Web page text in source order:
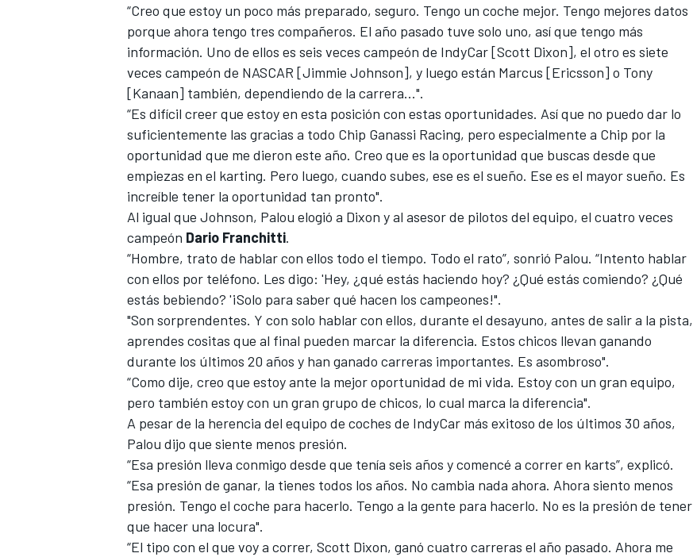
“Creo que estoy un poco más preparado, seguro. Tengo un coche mejor. Tengo mejores datos
porque ahora tengo tres compañeros. El año pasado tuve solo uno, así que tengo más
información. Uno de ellos es seis veces campeón de IndyCar[Scott Dixon], el otro es siete
veces campeón de NASCAR [Jimmie Johnson], y luego están Marcus [Ericsson] o Tony
[Kanaan] también, dependiendo de la carrera...".
“Es difícil creer que estoy en esta posición con estas oportunidades. Así que no puedo dar lo
suficientemente las gracias a todo Chip Ganassi Racing, pero especialmente a Chip por la
oportunidad que me dieron este año. Creo que es la oportunidad que buscas desde que
empiezas en el karting. Pero luego, cuando subes, ese es el sueño. Ese es el mayor sueño. Es
increíble tener la oportunidad tan pronto".
Al igual que Johnson, Palou elogió a Dixon y al asesor de pilotos del equipo, el cuatro veces
campeón Dario Franchitti.
“Hombre, trato de hablar con ellos todo el tiempo. Todo el rato”, sonrió Palou. “Intento hablar
con ellos por teléfono. Les digo: 'Hey, ¿qué estás haciendo hoy? ¿Qué estás comiendo? ¿Qué
estás bebiendo? '¡Solo para saber qué hacen los campeones!".
"Son sorprendentes. Y con solo hablar con ellos, durante el desayuno, antes de salir a la pista,
aprendes cositas que al final pueden marcar la diferencia. Estos chicos llevan ganando
durante los últimos 20 años y han ganado carreras importantes. Es asombroso".
“Como dije, creo que estoy ante la mejor oportunidad de mi vida. Estoy con un gran equipo,
pero también estoy con un gran grupo de chicos, lo cual marca la diferencia".
A pesar de la herencia del equipo de coches de IndyCar más exitoso de los últimos 30 años,
Palou dijo que siente menos presión.
“Esa presión lleva conmigo desde que tenía seis años y comencé a correr en karts”, explicó.
“Esa presión de ganar, la tienes todos los años. No cambia nada ahora. Ahora siento menos
presión. Tengo el coche para hacerlo. Tengo a la gente para hacerlo. No es la presión de tener
que hacer una locura".
“El tipo con el que voy a correr, Scott Dixon, ganó cuatro carreras el año pasado. Ahora me